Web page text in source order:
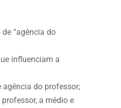
de “agência do
influenciam a
agência do professor;
a médio e